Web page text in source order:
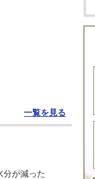
一覧を見る
分が減った